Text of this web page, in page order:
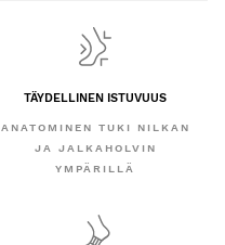
TÄYDELLINEN ISTUVUUS
ANATOMINEN TUKI NILKAN
JA JALKAHOLVIN
YMPÄRILLÄ